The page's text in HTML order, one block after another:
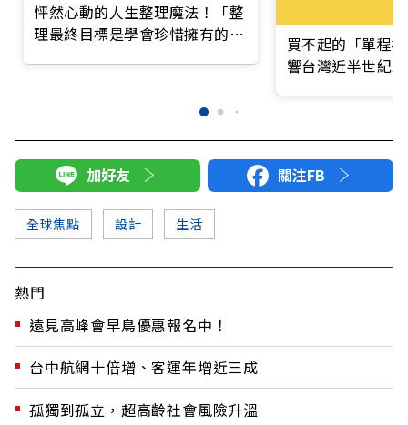
怦然心動的人生整理魔法！「整
理最終目標是學會珍惜擁有的一
買不起的「單程
響台灣近半世紀
加好友 關注FB
全球焦點 設計 生活
熱門
遠見高峰會早鳥優惠報名中！
台中航網十倍增、客運年增近三成
孤獨到孤立，超高齡社會風險升溫